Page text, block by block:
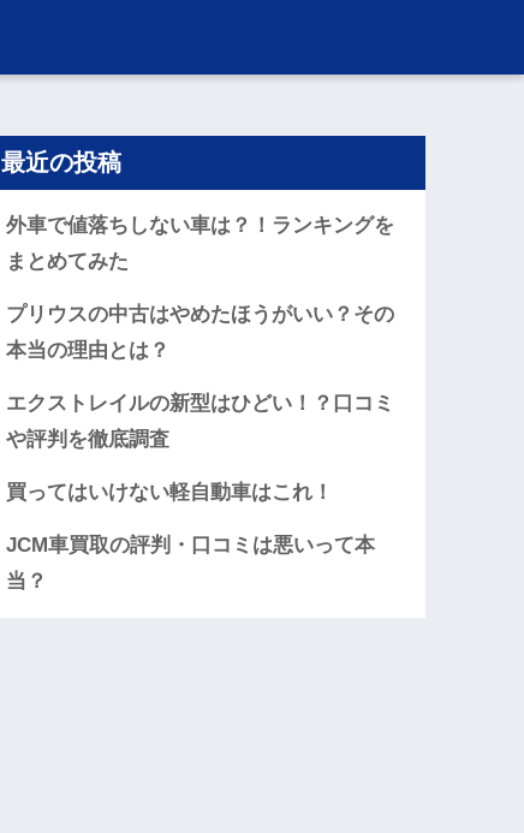
最近の投稿
外車で値落ちしない車は？！ランキングを
まとめてみた
プリウスの中古はやめたほうがいい？その
本当の理由とは？
エクストレイルの新型はひどい！？口コミ
や評判を徹底調査
買ってはいけない軽自動車はこれ！
JCM車買取の評判・口コミは悪いって本
当？